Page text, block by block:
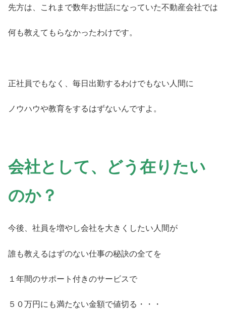
先方は、これまで数年お世話になっていた不動産会社では
何も教えてもらなかったわけです。
正社員でもなく、毎日出勤するわけでもない人間に
ノウハウや教育をするはずないんですよ。
会社として、どう在りたい
のか？
今後、社員を増やし会社を大きくしたい人間が
誰も教えるはずのない仕事の秘訣の全てを
１年間のサポート付きのサービスで
５０万円にも満たない金額で値切る・・・